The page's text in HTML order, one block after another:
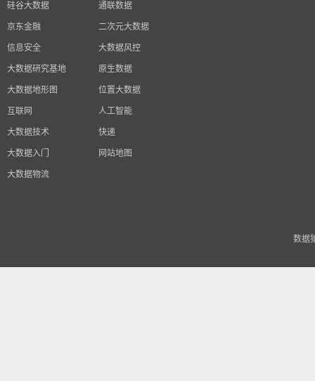
硅谷大数据 通联数据
京东金融 二次元大数据
信息安全 大数据风控
大数据研究基地 原生数据
大数据地形图 位置大数据
互联网 人工智能
大数据技术 快递
大数据入门 网站地图
大数据物流
数据